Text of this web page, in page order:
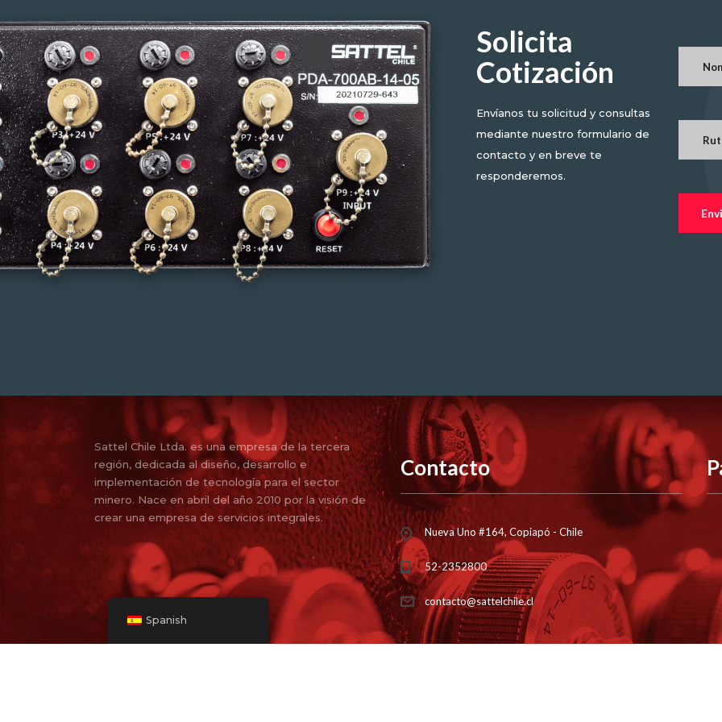
Solicita
Cotización
Envíanos tu solicitud y consultas
mediante nuestro formulario de
contacto y en breve te
responderemos.
Sattel Chile Ltda. es una empresa de la tercera
región, dedicada al diseño, desarrollo e
implementación de tecnología para el sector
minero. Nace en abril del año 2010 por la visión de
crear una empresa de servicios integrales.
Contacto
Nueva Uno #164, Copiapó - Chile
52-2352800
contacto@sattelchile.cl
Spanish